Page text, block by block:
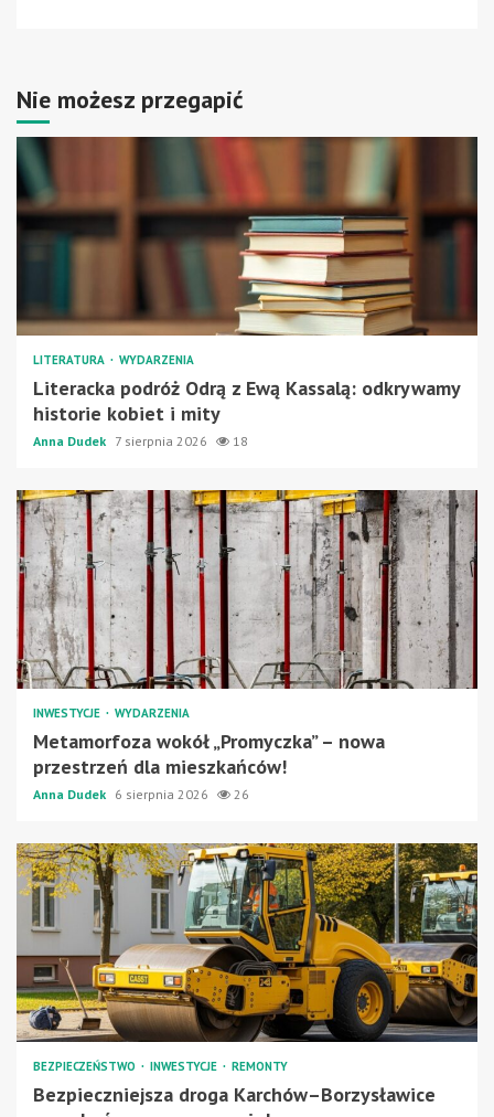
Nie możesz przegapić
LITERATURA WYDARZENIA
Literacka podróż Odrą z Ewą Kassalą: odkrywamy
historie kobiet i mity
Anna Dudek 7 sierpnia 2026 18
INWESTYCJE WYDARZENIA
Metamorfoza wokół „Promyczka” – nowa
przestrzeń dla mieszkańców!
Anna Dudek 6 sierpnia 2026 26
BEZPIECZEŃSTWO INWESTYCJE REMONTY
Bezpieczniejsza droga Karchów–Borzysławice